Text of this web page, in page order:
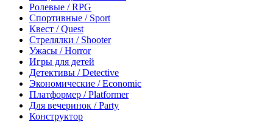
Ролевые / RPG
Спортивные / Sport
Квест / Quest
Стрелялки / Shooter
Ужасы / Horror
Игры для детей
Детективы / Detective
Экономические / Economic
Платформер / Platformer
Для вечеринок / Party
Конструктор